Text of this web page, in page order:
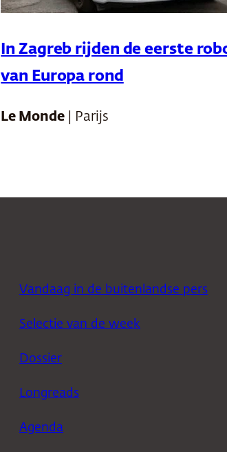
In Zagreb rijden de eerste
van Europa rond
Le Monde | Parijs
Vandaag in de buitenlandse pers
Selectie van de week
Dossier
Longreads
Agenda